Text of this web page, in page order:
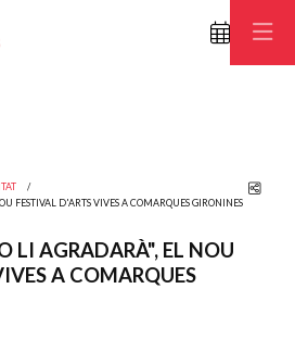
FESTIVAL D'ARTS VIVES A COMARQUES GIRONINES
LI AGRADARÀ", EL NOU
A COMARQUES